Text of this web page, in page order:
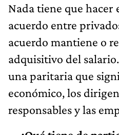
Nada tiene que hacer
acuerdo entre
acuerdo mantiene o
adquisitivo del
una paritaria que
económico, los
responsables y las